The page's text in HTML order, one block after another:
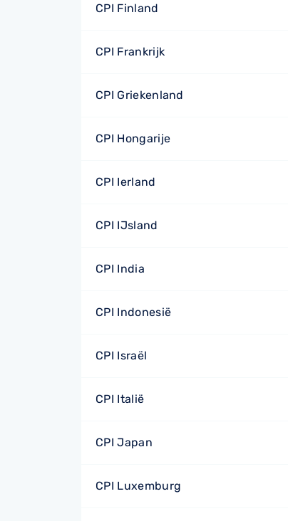
CPI Finland
CPI Frankrijk
CPI Griekenland
CPI Hongarije
CPI Ierland
CPI IJsland
CPI India
CPI Indonesië
CPI Israël
CPI Italië
CPI Japan
CPI Luxemburg